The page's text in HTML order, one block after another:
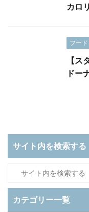
カロ
フード
【
ドー
サイト内を検索する
カテゴリー一覧